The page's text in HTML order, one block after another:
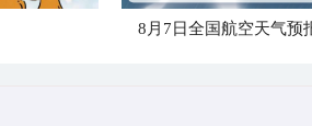
8月7日全国航空天气预